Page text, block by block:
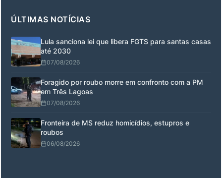
ÚLTIMAS NOTÍCIAS
Lula sanciona lei que libera FGTS para santas casas
até 2030
07/08/2026
Foragido por roubo morre em confronto com a PM
em Três Lagoas
07/08/2026
Fronteira de MS reduz homicídios, estupros e
roubos
06/08/2026